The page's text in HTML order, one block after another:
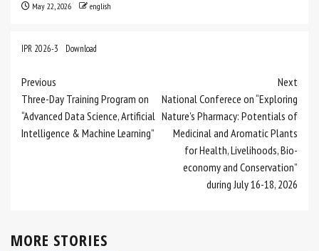
May 22, 2026 english
IPR 2026-3 Download
Continue
Reading
Previous
Three-Day Training Program on
“Advanced Data Science, Artificial
Intelligence & Machine Learning”
Next
National Conferece on “Exploring
Nature’s Pharmacy: Potentials of
Medicinal and Aromatic Plants
for Health, Livelihoods, Bio-
economy and Conservation”
during July 16-18, 2026
MORE STORIES